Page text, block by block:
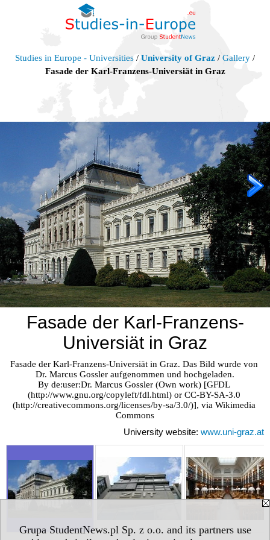
Grupa StudentNews.pl Sp. z o.o. and its partners use
Studies in Europe - Universities / University of Graz / Gallery /
Fasade der Karl-Franzens-Universiät in Graz
Fasade der Karl-Franzens-
Universiät in Graz
Fasade der Karl-Franzens-Universiät in Graz. Das Bild wurde von
Dr. Marcus Gossler aufgenommen und hochgeladen.
By de:user:Dr. Marcus Gossler (Own work) [GFDL
(http://www.gnu.org/copyleft/fdl.html) or CC-BY-SA-3.0
(http://creativecommons.org/licenses/by-sa/3.0/)], via Wikimedia
Commons
University website: www.uni-graz.at